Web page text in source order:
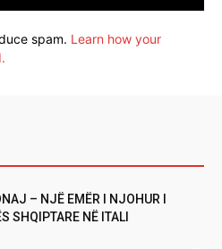
spam. Learn how your
– NJË EMËR I NJOHUR I
SHQIPTARE NË ITALI